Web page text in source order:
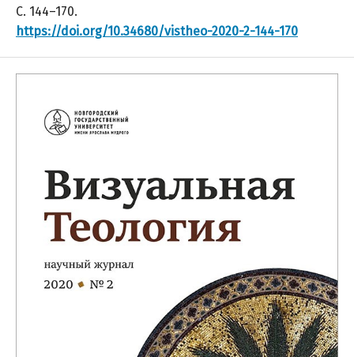
С. 144–170.
https://doi.org/10.34680/vistheo-2020-2-144-170